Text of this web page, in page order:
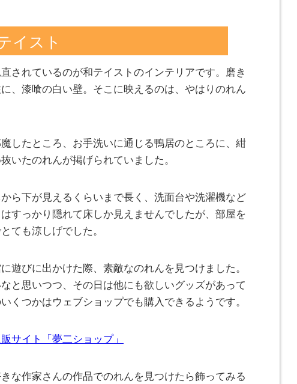
イスト
されているのが和テイストのインテリアです。磨き
、漆喰の白い壁。そこに映えるのは、やはりのれん
したところ、お手洗いに通じる鴨居のところに、紺
いたのれんが掲げられていました。
ら下が見えるくらいまで長く、洗面台や洗濯機など
すっかり隠れて床しか見えませんでしたが、部屋を
ても涼しげでした。
遊びに出かけた際、素敵なのれんを見つけました。
と思いつつ、その日は他にも欲しいグッズがあって
くつかはウェブショップでも購入できるようです。
サイト「夢二ショップ」
な作家さんの作品でのれんを見つけたら飾ってみる